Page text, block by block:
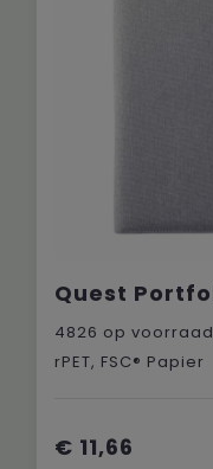
4826 op voorraad
rPET, FSC® Papier
€ 11,66